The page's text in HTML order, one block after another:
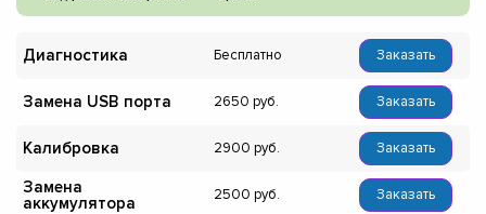
Диагностика Бесплатно Заказать
Замена USB порта 2650 Заказать
Калибровка 2900 Заказать
Замена
аккумулятора
2500 Заказать